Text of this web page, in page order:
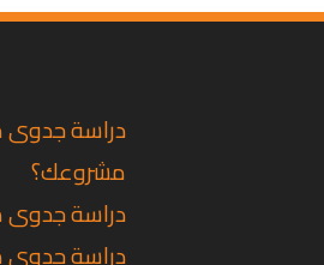
دراسة
مشروعك؟
دراسة جدوى
دراسة جدوى